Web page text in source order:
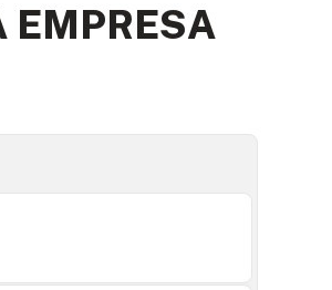
EMPRESA